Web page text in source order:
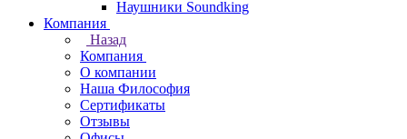
Наушники Soundking
Компания
Назад
Компания
О компании
Наша Философия
Сертификаты
Отзывы